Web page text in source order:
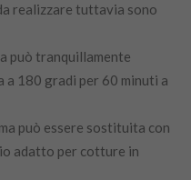
realizzare tuttavia sono
può tranquillamente
180 gradi per 60 minuti a
può essere sostituita con
adatto per cotture in